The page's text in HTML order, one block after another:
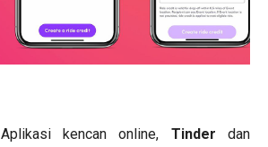
Aplikasi kencan online, Tinderdan